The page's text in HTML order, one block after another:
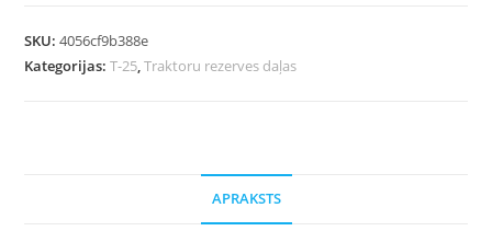
SKU:4056cf9b388e
Kategorijas:T-25,Traktoru rezerves daļas
APRAKSTS